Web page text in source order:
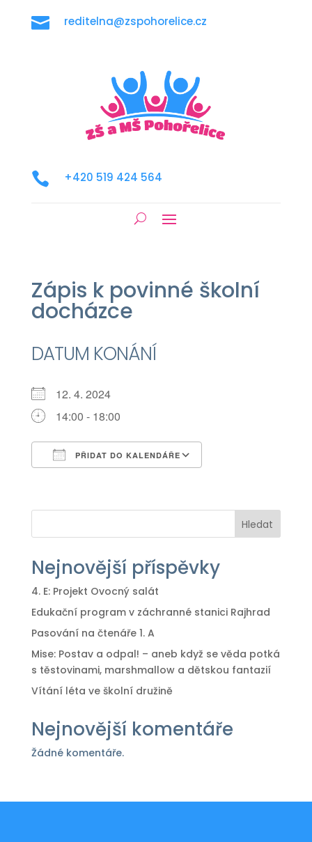
 reditelna@zspohorelice.cz
 +420 519 424 564
Zápis k povinné školní
docházce
DATUM KONÁNÍ
12. 4. 2024
14:00 - 18:00
PŘIDAT DO KALENDÁŘE
Hledat
Nejnovější příspěvky
4. E: Projekt Ovocný salát
Edukační program v záchranné stanici Rajhrad
Pasování na čtenáře 1. A
Mise: Postav a odpal! – aneb když se věda potká
s těstovinami, marshmallow a dětskou fantazií
Vítání léta ve školní družině
Nejnovější komentáře
Žádné komentáře.